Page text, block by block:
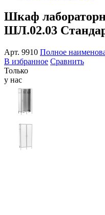
Шкаф
ШЛ.02.03
Арт. 9910 Полное
В избранное Сравнить
Только
у нас